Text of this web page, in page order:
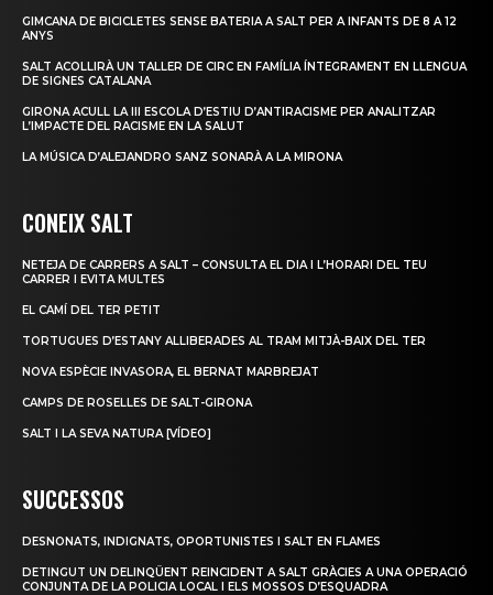
GIMCANA DE BICICLETES SENSE BATERIA A SALT PER A INFANTS DE 8 A 12
ANYS
SALT ACOLLIRÀ UN TALLER DE CIRC EN FAMÍLIA ÍNTEGRAMENT EN LLENGUA
DE SIGNES CATALANA
GIRONA ACULL LA III ESCOLA D’ESTIU D’ANTIRACISME PER ANALITZAR
L’IMPACTE DEL RACISME EN LA SALUT
LA MÚSICA D’ALEJANDRO SANZ SONARÀ A LA MIRONA
CONEIX SALT
NETEJA DE CARRERS A SALT – CONSULTA EL DIA I L’HORARI DEL TEU
CARRER I EVITA MULTES
EL CAMÍ DEL TER PETIT
TORTUGUES D’ESTANY ALLIBERADES AL TRAM MITJÀ-BAIX DEL TER
NOVA ESPÈCIE INVASORA, EL BERNAT MARBREJAT
CAMPS DE ROSELLES DE SALT-GIRONA
SALT I LA SEVA NATURA [VÍDEO]
SUCCESSOS
DESNONATS, INDIGNATS, OPORTUNISTES I SALT EN FLAMES
DETINGUT UN DELINQÜENT REINCIDENT A SALT GRÀCIES A UNA OPERACIÓ
CONJUNTA DE LA POLICIA LOCAL I ELS MOSSOS D’ESQUADRA